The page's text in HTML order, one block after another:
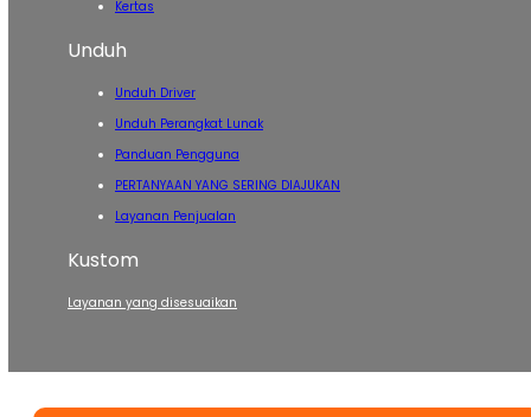
Kertas
Unduh
Unduh Driver
Unduh Perangkat Lunak
Panduan Pengguna
PERTANYAAN YANG SERING DIAJUKAN
Layanan Penjualan
Kustom
Layanan yang disesuaikan